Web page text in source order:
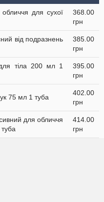
для сухої
368.00
грн
від подразнень
385.00
грн
тіла 200 мл 1
395.00
грн
75 мл 1 туба
402.00
грн
для обличчя
414.00
грн